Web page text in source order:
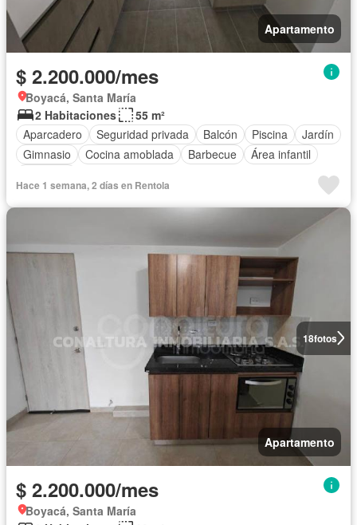
Apartamento
$ 2.200.000/mes
Boyacá, Santa María
2 Habitaciones
55 m²
Aparcadero
Seguridad privada Balcón Piscina
Jardín
Gimnasio
Cocina amoblada Barbecue
Área infantil
Hace 1 semana, 2 días en Rentola
18fotos
Apartamento
$ 2.200.000/mes
Boyacá, Santa María